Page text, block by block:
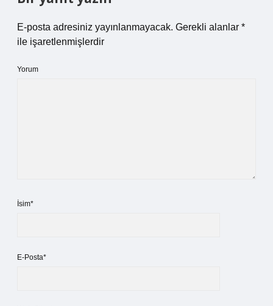
E-posta adresiniz yayınlanmayacak. Gerekli alanlar *
ile işaretlenmişlerdir
Yorum
İsim*
E-Posta*